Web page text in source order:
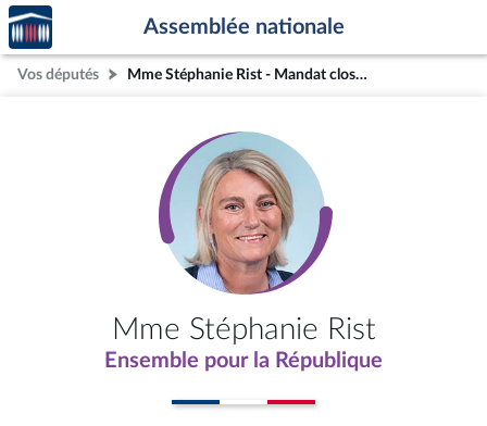
Aller au contenu
Aller en bas de la page
Accèder
à la
page
d'accueil
Assemblée nationale
Vos députés Mme Stéphanie Rist - Mandat clos - Loiret (1re circonscription)
Mme Stéphanie Rist
Ensemble pour la République